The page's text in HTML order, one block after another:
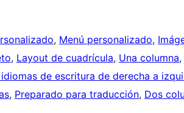
, Menú personalizado,
, Layout de cuadrícula, Una columna,
de escritura de derecha a
, Preparado para traducción, Dos